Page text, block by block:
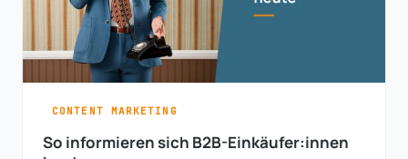
CONTENT MARKETING
So informieren sich B2B-Einkäufer:innen